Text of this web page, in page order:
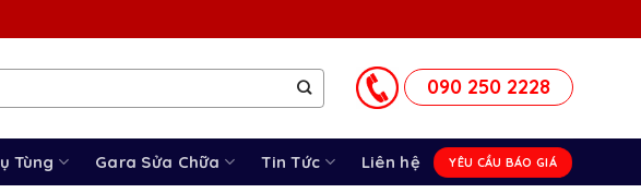
090 250 2228
Tùng Gara Sửa Chữa Tin Tức Liên hệ YÊU CẦU BÁO GIÁ